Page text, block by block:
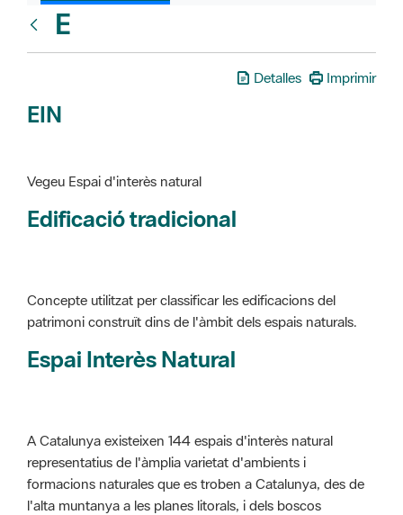
E
Detalles Imprimir
EIN
Vegeu Espai d'interès natural
Edificació tradicional
Concepte utilitzat per classificar les edificacions del
patrimoni construït dins de l'àmbit dels espais naturals.
Espai Interès Natural
A Catalunya existeixen 144 espais d'interès natural
representatius de l'àmplia varietat d'ambients i
formacions naturales que es troben a Catalunya, des de
l'alta muntanya a les planes litorals, i dels boscos